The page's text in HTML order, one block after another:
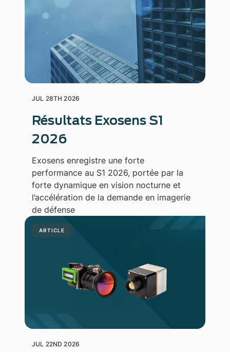
JUL 28TH 2026
Résultats Exosens S1
2026
Exosens enregistre une forte
performance au S1 2026, portée par la
forte dynamique en vision nocturne et
l’accélération de la demande en imagerie
de défense
ARTICLE
JUL 22ND 2026